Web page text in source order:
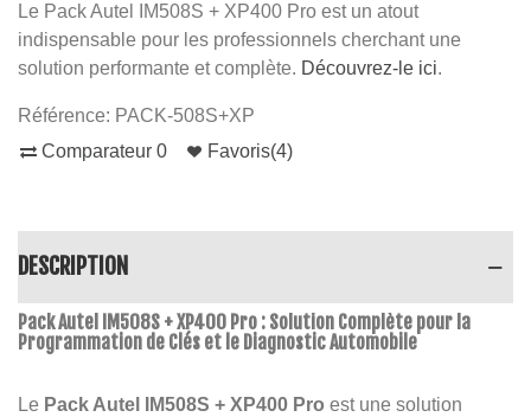
Le Pack Autel IM508S + XP400 Pro est un atout
indispensable pour les professionnels cherchant une
solution performante et complète. Découvrez-le ici.
Référence: PACK-508S+XP
Comparateur 0 Favoris(4)
DESCRIPTION
Pack Autel IM508S + XP400 Pro : Solution Complète pour la
Programmation de Clés et le Diagnostic Automobile
Le Pack Autel IM508S + XP400 Pro est une solution